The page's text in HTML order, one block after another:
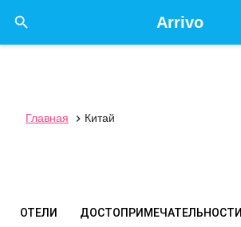
Arrivo

Главная  Китай
ОТЕЛИ ДОСТОПРИМЕЧАТЕЛЬНОСТИ